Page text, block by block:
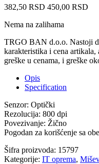
382,50 RSD 450,00 RSD
Nema na zalihama
TRGO BAN d.o.o. Nastoji
karakteristika i cena artikala,
greške u cenama, i greške
Opis
Specification
Senzor: Optički
Rezolucija: 800 dpi
Povezivanje: Žično
Pogodan za korišćenje sa
Šifra proizvoda: 15797
Kategorije: IT oprema,